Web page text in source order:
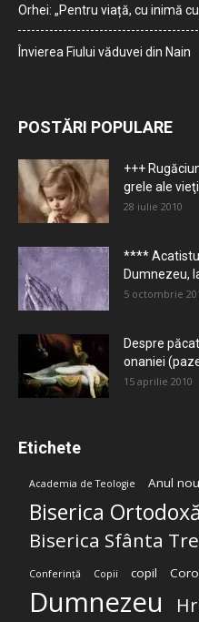
Orhei: „Pentru viață, cu inimă
Învierea Fiului văduvei din Nain
POSTĂRI POPULARE
+++
grele ale
28 iulie 2010
****
Dumnezeu,
5 octombrie
Despre
onaniei
15 aprilie 2010
Etichete
Academia de Teologie Anul nou
Biserica Ortodoxă
Biserica Sfânta
Conferință Copii copil
Dumnezeu